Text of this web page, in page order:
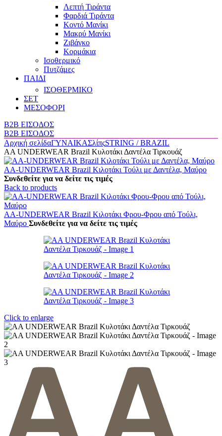
Λεπτή Τιράντα
Φαρδιά Τιράντα
Κοντό Μανίκι
Μακρύ Μανίκι
Ζιβάγκο
Κορμάκια
Ισοθερμικό
Πυτζάμες
ΠΑΙΔΙ
ΙΣΟΘΕΡΜΙΚΟ
ΣΕΤ
ΜΕΣΟΦΟΡΙ
B2B ΕΙΣΟΔΟΣ
B2B ΕΙΣΟΔΟΣ
Αρχική σελίδαΓΥΝΑΙΚΑΣλίπςSTRING / BRAZIL
AA UNDERWEAR Brazil Κυλοτάκι Δαντέλα Τιρκουάζ
AA-UNDERWEAR Brazil Κιλοτάκι Τούλι με Δαντέλα, Μαύρο
Συνδεθείτε για να δείτε τις τιμές
Back to products
AA-UNDERWEAR Brazil Κιλοτάκι Φρου-Φρου από Τούλι,
Μαύρο Συνδεθείτε για να δείτε τις τιμές
Click to enlarge